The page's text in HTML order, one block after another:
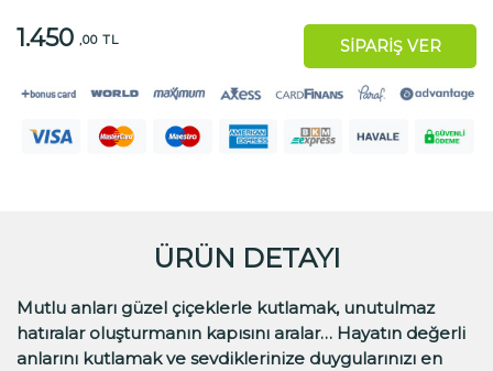
1.450 ,00 TL SİPARİŞ VER
ÜRÜN DETAYI
Mutlu anları güzel çiçeklerle kutlamak, unutulmaz
hatıralar oluşturmanın kapısını aralar… Hayatın değerli
anlarını kutlamak ve sevdiklerinize duygularınızı en